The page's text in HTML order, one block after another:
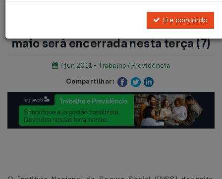
Voltar
Pagamento de Benefícios: Folha de
maio será encerrada nesta terça (7)
7 jun 2011 - Trabalho / Previdência
Compartilhar:
Li e concordo